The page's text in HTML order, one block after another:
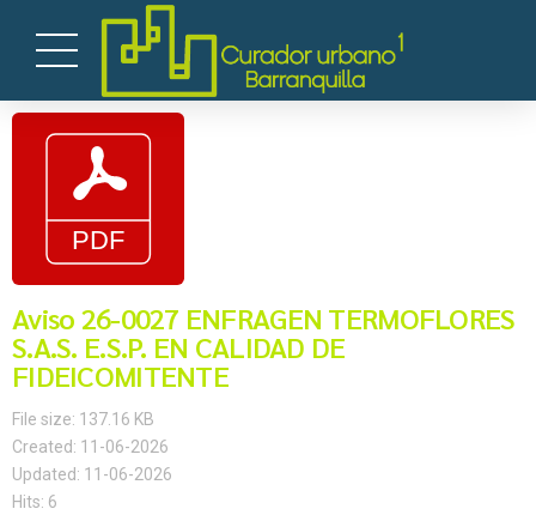
Aviso 26-0027 ENFRAGEN TERMOFLORES
S.A.S. E.S.P. EN CALIDAD DE
FIDEICOMITENTE
File size: 137.16 KB
Created: 11-06-2026
Updated: 11-06-2026
Hits: 6